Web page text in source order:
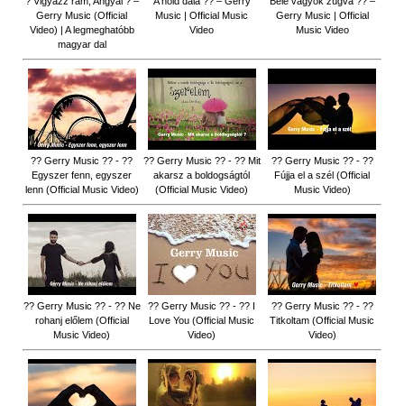
Gerry Music (Official
Video) | A legmeghatóbb
magyar dal
Music | Official Music
Video
Gerry Music | Official
Music Video
?? Gerry Music ?? - ??
Egyszer fenn, egyszer
lenn (Official Music Video)
?? Gerry Music ?? - ?? Mit
akarsz a boldogságtól
(Official Music Video)
?? Gerry Music ?? - ??
Fújja el a szél (Official
Music Video)
?? Gerry Music ?? - ?? Ne
rohanj előlem (Official
Music Video)
?? Gerry Music ?? - ?? I
Love You (Official Music
Video)
?? Gerry Music ?? - ??
Titkoltam (Official Music
Video)